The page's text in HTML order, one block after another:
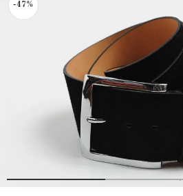
-47%